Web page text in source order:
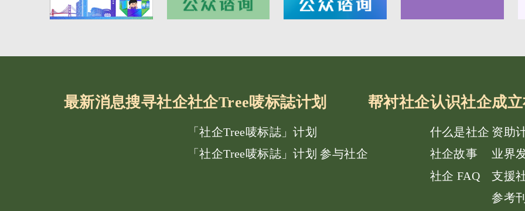
最新消息搜寻社企社企Tree唛标誌计划
「社企Tree唛标誌」计划
「社企Tree唛标誌」计划 参与社企
帮衬社企认识社企
什么是社企
社企故事
社企 FAQ
成
资助
业界
支援
参考